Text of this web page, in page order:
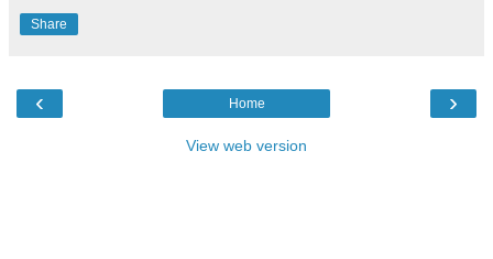
Share
‹ ›
Home
View web version